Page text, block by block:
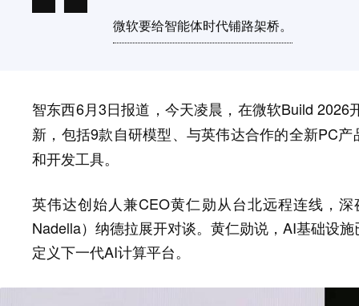
微软要给智能体时代铺路架桥。
智东西6月3日报道，今天凌晨，在微软Build
新 ，包括9款自研模型、与英伟达合作的全新PC
和开发工具。
英伟达创始人兼CEO黄仁勋从台北远程连线，
Nadella）纳德拉展开对谈。黄仁勋说，AI基础设
定义下一代AI计算平台。